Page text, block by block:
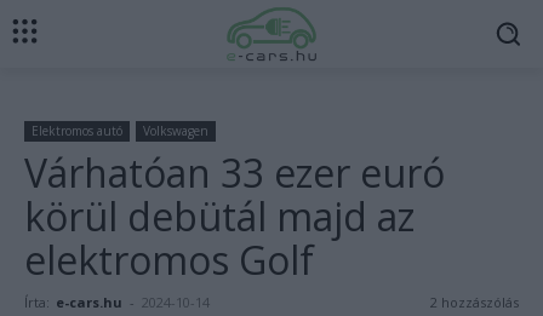
Elektromos autó Volkswagen
Várhatóan 33 ezer euró
körül debütál majd az
elektromos Golf
Írta: e-cars.hu - 2024-10-14 2 hozzászólás